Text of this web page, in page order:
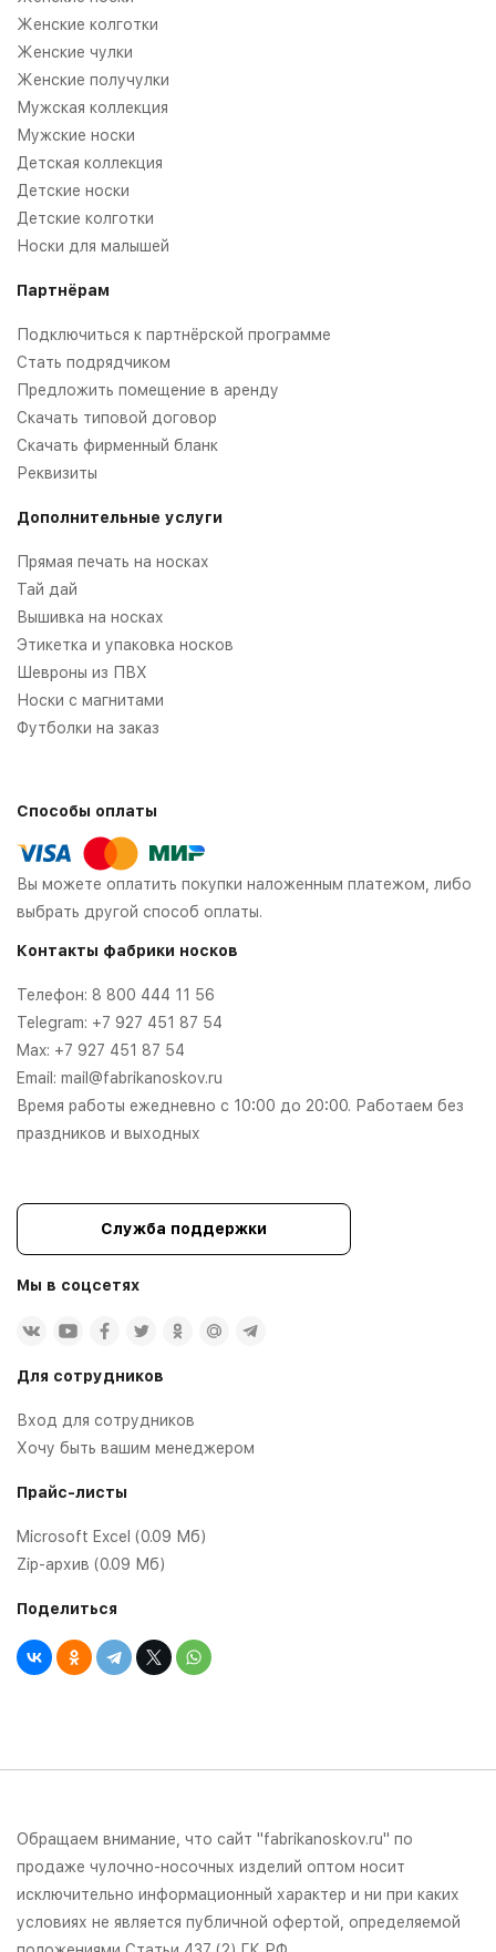
Женские колготки
Женские чулки
Женские получулки
Мужская коллекция
Мужские носки
Детская коллекция
Детские носки
Детские колготки
Носки для малышей
Партнёрам
Подключиться к партнёрской программе
Стать подрядчиком
Предложить помещение в аренду
Скачать типовой договор
Скачать фирменный бланк
Реквизиты
Дополнительные услуги
Прямая печать на носках
Тай дай
Вышивка на носках
Этикетка и упаковка носков
Шевроны из ПВХ
Носки с магнитами
Футболки на заказ
Способы оплаты
Вы можете оплатить покупки наложенным платежом, либо
выбрать другой способ оплаты.
Контакты фабрики носков
Телефон: 8 800 444 11 56
Telegram: +7 927 451 87 54
Max: +7 927 451 87 54
Email: mail@fabrikanoskov.ru
Время работы ежедневно с 10:00 до 20:00. Работаем без
праздников и выходных
Служба поддержки
Мы в соцсетях
Для сотрудников
Вход для сотрудников
Хочу быть вашим менеджером
Прайс-листы
Microsoft Excel (0.09 Мб)
Zip-архив (0.09 Мб)
Поделиться
Обращаем внимание, что сайт "fabrikanoskov.ru" по
продаже чулочно-носочных изделий оптом носит
исключительно информационный характер и ни при каких
условиях не является публичной офертой, определяемой